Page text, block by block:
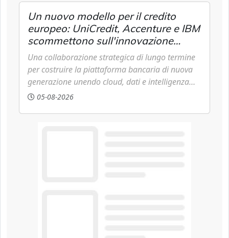
Un nuovo modello per il credito
europeo: UniCredit, Accenture e IBM
scommettono sull'innovazione
tecnologica
Una collaborazione strategica di lungo termine
per costruire la piattaforma bancaria di nuova
generazione unendo cloud, dati e intelligenza
artificiale.
05-08-2026